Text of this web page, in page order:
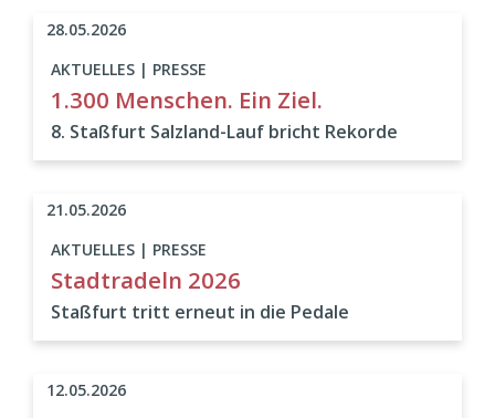
AKTUELLES | PRESSE
1.300 Menschen. Ein Ziel.
8. Staßfurt Salzland-Lauf bricht Rekorde
28.05.2026
AKTUELLES | PRESSE
Stadtradeln 2026
Staßfurt tritt erneut in die Pedale
21.05.2026
12.05.2026